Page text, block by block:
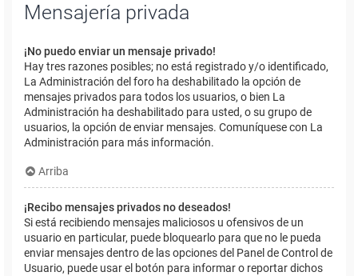
Mensajería privada
¡No puedo enviar un mensaje privado!
Hay tres razones posibles; no está registrado y/o identificado,
La Administración del foro ha deshabilitado la opción de
mensajes privados para todos los usuarios, o bien La
Administración ha deshabilitado para usted, o su grupo de
usuarios, la opción de enviar mensajes. Comuníquese con La
Administración para más información.
Arriba
¡Recibo mensajes privados no deseados!
Si está recibiendo mensajes maliciosos u ofensivos de un
usuario en particular, puede bloquearlo para que no le pueda
enviar mensajes dentro de las opciones del Panel de Control de
Usuario, puede usar el botón para informar o reportar dichos